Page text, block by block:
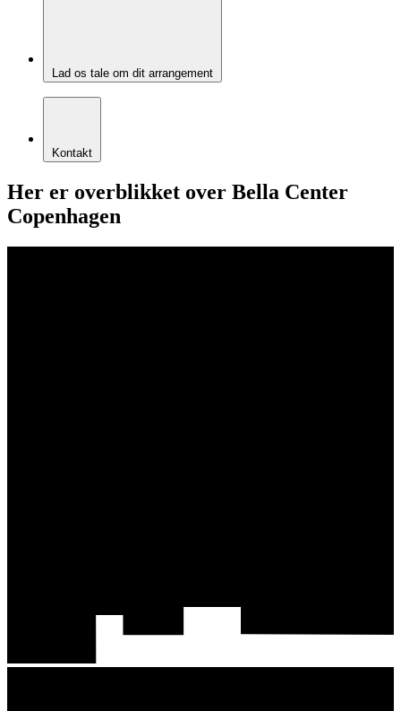
Lad os tale om dit arrangement
Kontakt
Her er overblikket over Bella Center
Copenhagen